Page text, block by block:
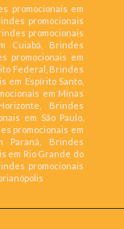
promocionais em
promocionais
promocionais
Cuiabá, Brindes
promocionais em
Federal, Brindes
em Espírito Santo,
em Minas
Brindes
em São Paulo,
promocionais em
Paraná, Brindes
em Rio Grande do
promocionais